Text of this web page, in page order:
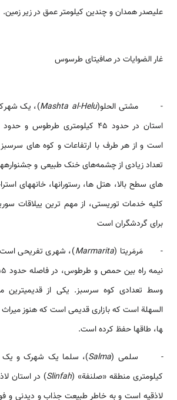
علیصدر همدان و چندین کیلومتر عمق در زیر زمین.
غار الضوایات در صافیتای طرسوس
- مشتى الحلو(Mashta al-Helu)، یک شهرک
است و از هر طرف با ارتفاعات و کوه های
تعداد زیادی از چشمه‌های خنک طبیعی و
های سطح بالا، هتل ها، رستوران­ها، خانه­های
کلیه خدمات توریستی، از مهم ترین ییلاقات
برای گردشگران است
- مَرمَريتا (Marmarita)، شهری تفریحی
وسط تعدادی کوه سرسبز. یکی از قدیمی­ترین
السهلة است که بازاری قدیمی است که هنوز میراث
ها، طاق­ها حفظ کرده است.
- سلمى (Salma
کیلومتری منطقه «صلنفة» (Slinfah
لاذقیه است و به خاطر طبیعت جذاب و دیدنی و